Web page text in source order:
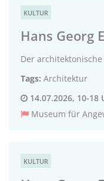
KULTUR
Hans Georg
Der
Tags: Architektur
14.07.2026, 10-18
Museum für
KULTUR